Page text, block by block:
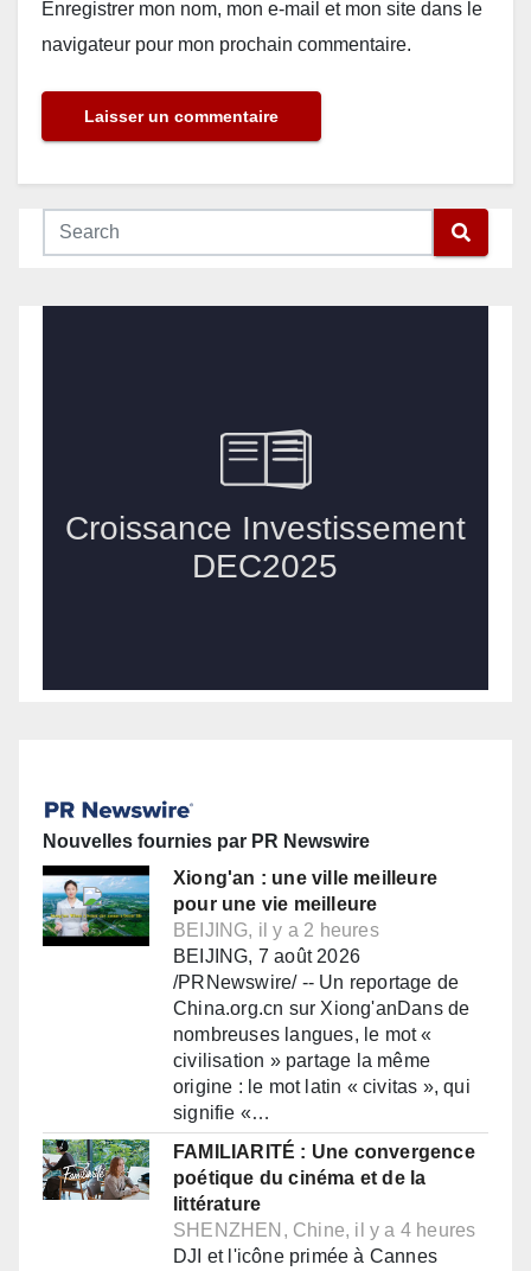
Enregistrer mon nom, mon e-mail et mon site dans le
navigateur pour mon prochain commentaire.
Nouvelles fournies par PR Newswire
Xiong'an : une ville meilleure
pour une vie meilleure
BEIJING, il y a 2 heures
BEIJING, 7 août 2026
/PRNewswire/ -- Un reportage de
China.org.cn sur Xiong'anDans de
nombreuses langues, le mot «
civilisation » partage la même
origine : le mot latin « civitas », qui
signifie «…
FAMILIARITÉ : Une convergence
poétique du cinéma et de la
littérature
SHENZHEN, Chine, il y a 4 heures
DJI et l'icône primée à Cannes